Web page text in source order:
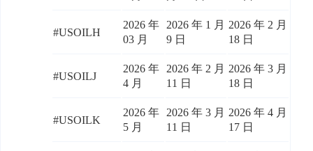
#USOILH
2026 年
03 月
2026 年 1 月
9 日
2026 年 2 月
18 日
#USOILJ
2026 年
4 月
2026 年 2 月
11 日
2026 年 3 月
18 日
#USOILK
2026 年
5 月
2026 年 3 月
11 日
2026 年 4 月
17 日